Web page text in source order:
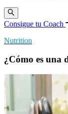
Consigue tu Coach
Nutrition
¿Cómo es una